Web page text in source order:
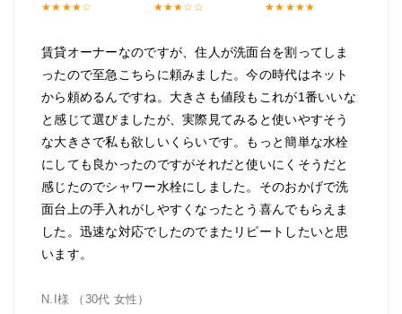
賃貸オーナーなのですが、住人が洗面台を割ってしま
ったので至急こちらに頼みました。今の時代はネット
から頼めるんですね。大きさも値段もこれが1番いいな
と感じて選びましたが、実際見てみると使いやすそう
な大きさで私も欲しいくらいです。もっと簡単な水栓
にしても良かったのですがそれだと使いにくそうだと
感じたのでシャワー水栓にしました。そのおかげで洗
面台上の手入れがしやすくなったとう喜んでもらえま
した。迅速な対応でしたのでまたリピートしたいと思
います。
N.I様 （30代 女性）